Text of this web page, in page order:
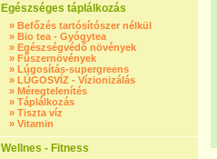
Egészséges táplálkozás
» Befőzés tartósítószer nélkül
» Bio tea - Gyógytea
» Egészségvédő növények
» Fűszernövények
» Lúgosítás-supergreens
» LÚGOSVÍZ - Vízionizálás
» Méregtelenítés
» Táplálkozás
» Tiszta víz
» Vitamin
Wellnes - Fitness